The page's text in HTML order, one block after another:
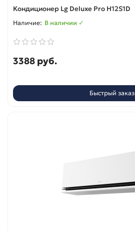
Кондиционер Lg Deluxe Pro H12S1D
В наличии ✓
3388 руб.
Быстрый заказ